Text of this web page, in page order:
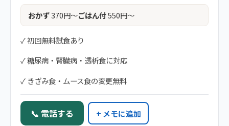
おかず370円〜ごはん付550円〜
✓ 初回無料試食あり
✓ 糖尿病・腎臓病・透析食に対応
✓ きざみ食・ムース食の変更無料
📞 電話する
+ メモに追加